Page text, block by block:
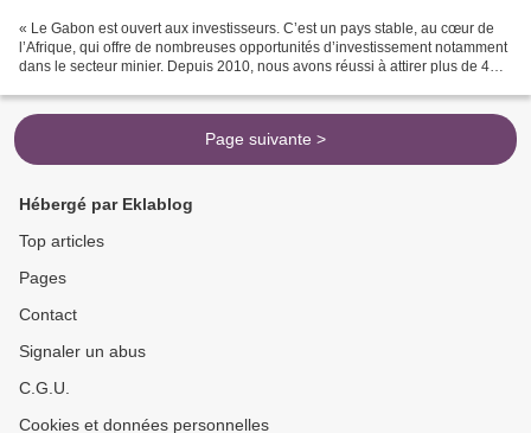
« Le Gabon est ouvert aux investisseurs. C’est un pays stable, au cœur de
l’Afrique, qui offre de nombreuses opportunités d’investissement notamment
dans le secteur minier. Depuis 2010, nous avons réussi à attirer plus de 4
Page suivante >
Hébergé par Eklablog
Top articles
Pages
Contact
Signaler un abus
C.G.U.
Cookies et données personnelles